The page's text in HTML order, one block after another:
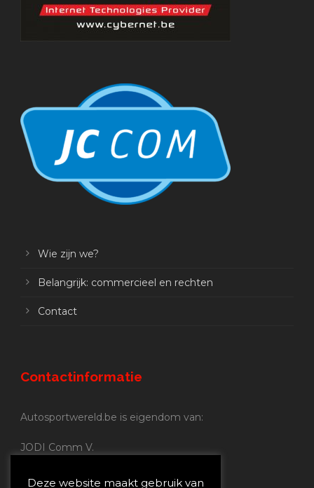
Wie zijn we?
Belangrijk: commercieel en rechten
Contact
Contactinformatie
Autosportwereld.be is eigendom van:
JODI Comm V.
Nijverheidsstraat 70
Deze website maakt gebruik van